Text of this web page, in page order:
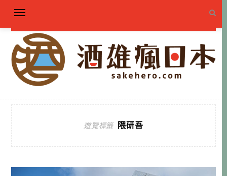
遊覽標籤 隈研吾